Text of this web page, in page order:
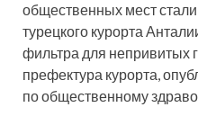
общественных мест
турецкого курорта
фильтра для непривитых
префектура курорта,
по общественному